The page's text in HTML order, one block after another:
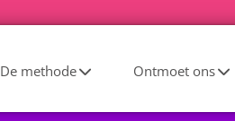
De methode Ontmoet ons